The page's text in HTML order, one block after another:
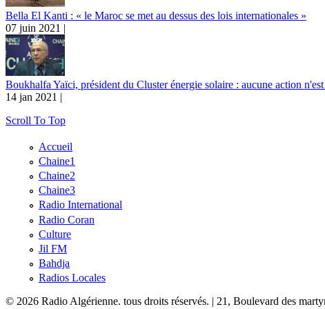
Bella El Kanti : « le Maroc se met au dessus des lois internationales »
07 juin 2021 |
Boukhalfa Yaïci, président du Cluster énergie solaire : aucune action
14 jan 2021 |
Scroll To Top
Accueil
Chaine1
Chaine2
Chaine3
Radio International
Radio Coran
Culture
Jil FM
Bahdja
Radios Locales
© 2026 Radio Algérienne. tous droits réservés. | 21, Boulevard des